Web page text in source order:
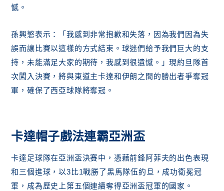
憾。
孫興慜表示：「我感到非常抱歉和失落，因為我們因為失
誤而讓比賽以這樣的方式結束。球迷們給予我們巨大的支
持，未能滿足大家的期待，我感到很遺憾。」現約旦隊首
次闖入決賽，將與東道主卡達和伊朗之間的勝出者爭奪冠
軍，確保了西亞球隊將奪冠。
卡達帽子戲法連霸亞洲盃
卡達足球隊在亞洲盃決賽中，憑藉前鋒阿菲夫的出色表現
和三個進球，以3比1戰勝了黑馬隊伍約旦，成功衛冕冠
軍，成為歷史上第五個連續奪得亞洲盃冠軍的國家。